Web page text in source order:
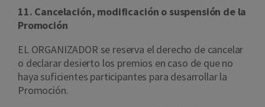
11. Cancelación, modificación o suspensión de la
Promoción
EL ORGANIZADOR se reserva el derecho de cancelar
o declarar desierto los premios en caso de que no
haya suficientes participantes para desarrollar la
Promoción.